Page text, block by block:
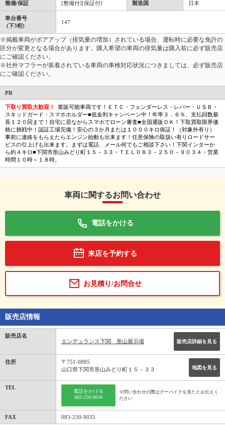
整備/保証 [整備付][保証付] 製造国 日本
車台番号
(下3桁)
147
※掲載車両がボアアップ（排気量の増加）されている場合、運転時に必要な免許の
区分が変更となる場合があります。購入希望の車両の排気量は購入前に必ず販売店
にご確認ください。
※社外マフラーが装着されている車両の車検対応状況につきましては、必ず販売店
にご確認ください。
PR
下取り買取大歓迎！
業販可能車両です！ＥＴＣ・フェンダーレス・レバー・ＵＳＢ・
スキッドガード・スマホホルダー■低金利キャンペーン中！年率３．６％、支払回数最
長１２０回まで！自宅に居ながらスマホでローン審査■全国通販ＯＫ！下取買取限界価
格に挑戦中！認証工場完備！安心の３か月または１０００キロ保証！（対象外有り）
事前に連絡をもらえたらエンジン始動も出来ます！任意保険の取扱い有りロードサー
ビスの引上げも出来ます。まずは電話、メール何でもご相談下さい！下関インターか
ら約４キロ■下関市形山みどり町１５－３３・ＴＥＬ０８３－２５０－９０３４・営業
時間１０時～１８時。
車両に関するお問い合わせ
電話をかける
来店を予約する
お見積り/お問合せ
販売店情報
販売店名
エンデュランス下関 形山展示場
販売店詳細を見る
住所
地図を見る
〒751-0885
山口県下関市形山みどり町１５－３３
TEL
電話をかける
083-250-9034
※問い合わせの際はグーバイクを見たとお伝えく
ださい
FAX 083-250-9035